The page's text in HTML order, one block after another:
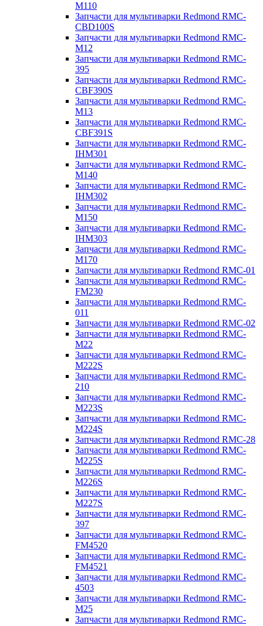
M110
Запчасти для мультиварки Redmond RMC-
CBD100S
Запчасти для мультиварки Redmond RMC-
M12
Запчасти для мультиварки Redmond RMC-
395
Запчасти для мультиварки Redmond RMC-
CBF390S
Запчасти для мультиварки Redmond RMC-
M13
Запчасти для мультиварки Redmond RMC-
CBF391S
Запчасти для мультиварки Redmond RMC-
IHM301
Запчасти для мультиварки Redmond RMC-
M140
Запчасти для мультиварки Redmond RMC-
IHM302
Запчасти для мультиварки Redmond RMC-
M150
Запчасти для мультиварки Redmond RMC-
IHM303
Запчасти для мультиварки Redmond RMC-
M170
Запчасти для мультиварки Redmond RMC-01
Запчасти для мультиварки Redmond RMC-
FM230
Запчасти для мультиварки Redmond RMC-
011
Запчасти для мультиварки Redmond RMC-02
Запчасти для мультиварки Redmond RMC-
M22
Запчасти для мультиварки Redmond RMC-
M222S
Запчасти для мультиварки Redmond RMC-
210
Запчасти для мультиварки Redmond RMC-
M223S
Запчасти для мультиварки Redmond RMC-
M224S
Запчасти для мультиварки Redmond RMC-28
Запчасти для мультиварки Redmond RMC-
M225S
Запчасти для мультиварки Redmond RMC-
M226S
Запчасти для мультиварки Redmond RMC-
M227S
Запчасти для мультиварки Redmond RMC-
397
Запчасти для мультиварки Redmond RMC-
FM4520
Запчасти для мультиварки Redmond RMC-
FM4521
Запчасти для мультиварки Redmond RMC-
4503
Запчасти для мультиварки Redmond RMC-
M25
Запчасти для мультиварки Redmond RMC-